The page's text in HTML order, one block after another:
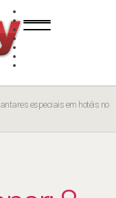
BRANCO
ROSÉ
especiais em hotéis no